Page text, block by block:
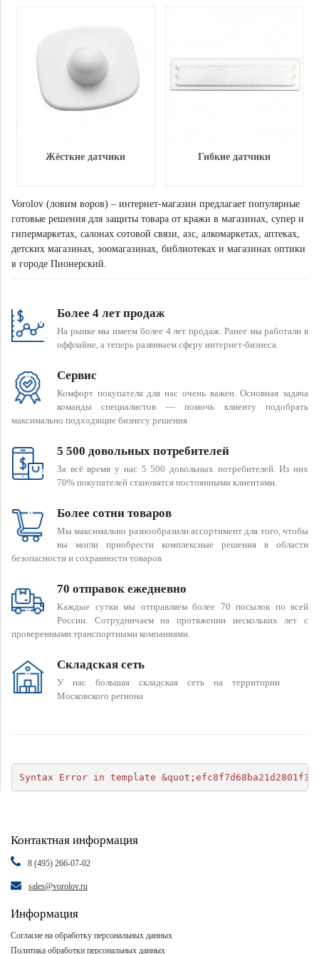
Жёсткие датчики Гибкие датчики
Vorolov (ловим воров) – интернет-магазин предлагает популярные
готовые решения для защиты товара от кражи в магазинах, супер и
гипермаркетах, салонах сотовой связи, азс, алкомаркетах, аптеках,
детских магазинах, зоомагазинах, библиотеках и магазинах оптики
в городе Пионерский.
Более 4 лет продаж
На рынке мы имеем более 4 лет продаж. Ранее мы работали в
оффлайне, а теперь развиваем сферу интернет-бизнеса.
Сервис
Комфорт покупателя для нас очень важен. Основная задача
команды специалистов — помочь клиенту подобрать
максимально подходящие бизнесу решения
5 500 довольных потребителей
За всё время у нас 5 500 довольных потребителей. Из них
70% покупателей становятся постоянными клиентами.
Более сотни товаров
Мы максимально разнообразили ассортимент для того, чтобы
вы могли приобрести комплексные решения в области
безопасности и сохранности товаров
70 отправок ежедневно
Каждые сутки мы отправляем более 70 посылок по всей
России. Сотрудничаем на протяжении нескольких лет с
проверенными транспортными компаниями.
Складская сеть
У нас большая складская сеть на территории
Московского региона
Syntax Error in template
Контактная информация
8 (495) 266-07-02
sales@vorolov.ru
Информация
Согласие на обработку персональных данных
Политика обработки персональных данных